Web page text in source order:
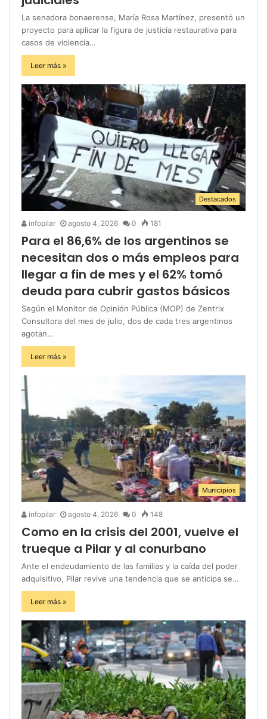
La senadora bonaerense, María Rosa Martínez, presentó un
proyecto para aplicar la figura de justicia restaurativa para
casos de violencia…
Leer más »
Destacados
infopilar agosto 4, 2026 0 181
Para el 86,6% de los argentinos se
necesitan dos o más empleos para
llegar a fin de mes y el 62% tomó
deuda para cubrir gastos básicos
Según el Monitor de Opinión Pública (MOP) de Zentrix
Consultora del mes de julio, dos de cada tres argentinos
agotan…
Leer más »
Municipios
infopilar agosto 4, 2026 0 148
Como en la crisis del 2001, vuelve el
trueque a Pilar y al conurbano
Ante el endeudamiento de las familias y la caída del poder
adquisitivo, Pilar revive una tendencia que se anticipa se…
Leer más »